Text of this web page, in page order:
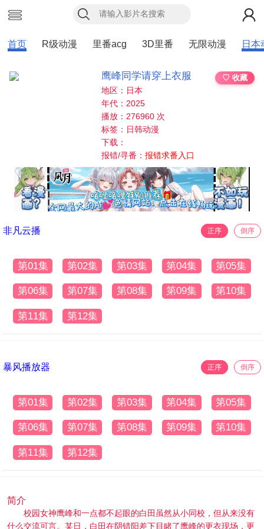
首页 R级动漫 里番acg 3D里番 无限动漫 日本
鹰峰同学请穿上衣服
♡ 收藏
地区：日本
年代：2025
播放：276960 次
标签：日韩动漫
下载：
报错/寻番：报错求番入口
非凡云播 正序 倒序
第01集 第02集 第03集 第04集 第05集
第06集 第07集 第08集 第09集 第10集
第11集 第12集
暴风播放器 正序 倒序
第01集 第02集 第03集 第04集 第05集
第06集 第07集 第08集 第09集 第10集
第11集 第12集
简介
校园女神鹰峰和一点都不起眼的白田虽然从小同校，但从来没有
什么交流可言。某日，白田在阴错阳差下目睹了鹰峰的更衣现场，更